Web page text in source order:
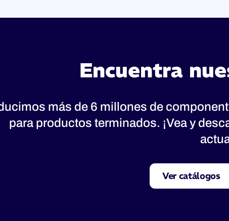
Encuentra
más de 6 millones de
para productos terminados. ¡Vea y
Ver catálogos